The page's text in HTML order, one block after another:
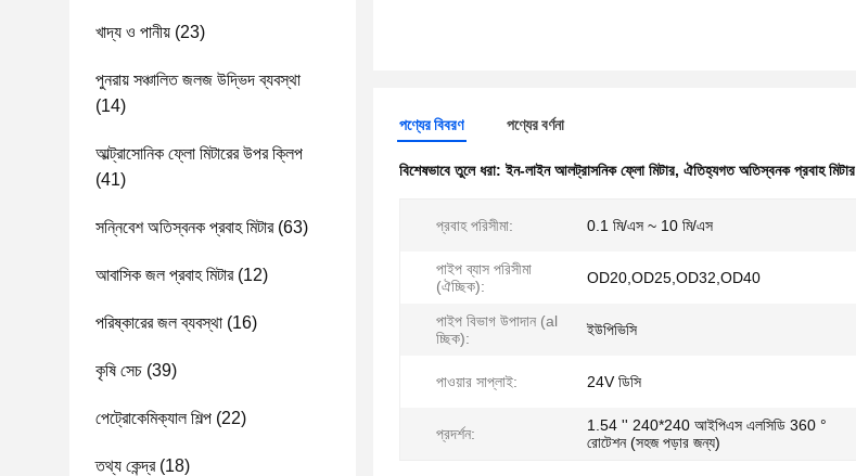
খাদ্য ও পানীয় (23)
পুনরায় সঞ্চালিত জলজ উদ্ভিদ ব্যবস্থা
(14)
আল্ট্রাসোনিক ফ্লো মিটারের উপর ক্লিপ
(41)
সন্নিবেশ অতিস্বনক প্রবাহ মিটার(63)
আবাসিক জল প্রবাহ মিটার(12)
পরিষ্কারের জল ব্যবস্থা (16)
কৃষি সেচ (39)
পেট্রোকেমিক্যাল শিল্প (22)
তথ্য কেন্দ্র(18)
পণ্যের বিবরণ পণ্যের বর্ণনা
বিশেষভাবে তুলে ধরা:ইন-লাইন আলট্রাসনিক ফ্লো মিটার, ঐতিহ্যগত অতিস্বনক প্রবাহ মিটার
প্রবাহ পরিসীমা: 0.1 মি/এস ~ 10 মি/এস
পাইপ ব্যাস পরিসীমা
(ঐচ্ছিক):
OD20,OD25,OD32,OD40
পাইপ বিভাগ উপাদান (al
চ্ছিক):
ইউপিভিসি
পাওয়ার সাপ্লাই: 24V ডিসি
প্রদর্শন:
1.54 '' 240*240 আইপিএস এলসিডি 360 °
রোটেশন (সহজ পড়ার জন্য)